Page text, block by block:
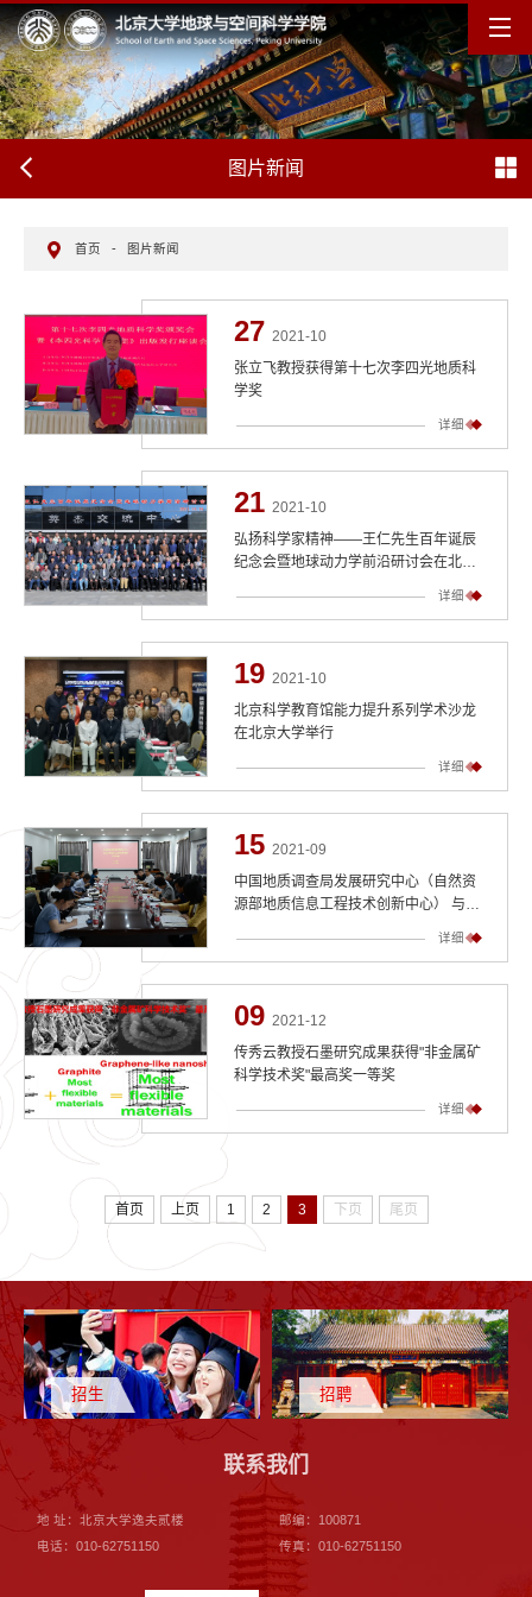
图片新闻
首页 - 图片新闻
27 2021-10
张立飞教授获得第十七次李四光地质科
学奖
详细
21 2021-10
弘扬科学家精神——王仁先生百年诞辰
纪念会暨地球动力学前沿研讨会在北京
详细
19 2021-10
北京科学教育馆能力提升系列学术沙龙
在北京大学举行
详细
15 2021-09
中国地质调查局发展研究中心（自然资
源部地质信息工程技术创新中心） 与北
详细
09 2021-12
传秀云教授石墨研究成果获得"非金属矿
科学技术奖"最高奖一等奖
详细
首页 上页 1 2 3 下页 尾页
招生 招聘
联系我们
地 址：北京大学逸夫贰楼
邮编：100871
电话：010-62751150
传真：010-62751150